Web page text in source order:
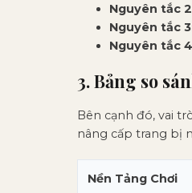
Nguyên tắc
Nguyên tắc
Nguyên tắc
3. Bảng so
Bên cạnh đó, vai
nâng cấp trang bị
Nền Tảng Chơi